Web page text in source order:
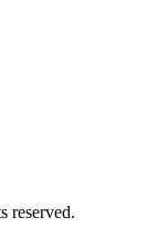
reserved.